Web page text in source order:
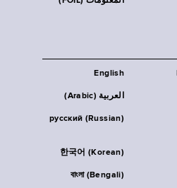
English
العربية (Arabic)
русский (Russian)
한국어 (Korean)
বাংলা (Bengali)